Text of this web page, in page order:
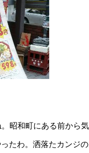
昭和町にある前から
たわ。洒落たカンジ